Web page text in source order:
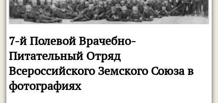
7-й Полевой Врачебно-
Питательный Отряд
Всероссийского Земского Союза в
фотографиях